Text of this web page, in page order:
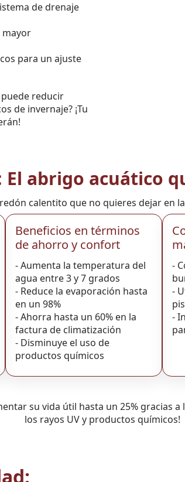
de drenaje
mayor
para un ajuste
reducir
de invernaje? ¡Tu
El abrigo acuático
calentito que no quieres dejar en
Beneficios en términos
de ahorro y confort
- Aumenta la temperatura del
agua entre 3 y 7 grados
- Reduce la evaporación hasta
en un 98%
- Ahorra hasta un 60% en la
factura de climatización
- Disminuye el uso de
productos químicos
-
-
-
su vida útil hasta un 25% gracias
los rayos UV y productos químicos!